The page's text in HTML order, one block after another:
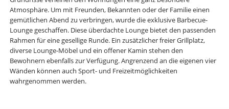
Atmosphäre. Um mit Freunden, Bekannten oder der Familie einen
gemütlichen Abend zu verbringen, wurde die exklusive Barbecue-
Lounge geschaffen. Diese überdachte Lounge bietet den passenden
Rahmen für eine gesellige Runde. Ein zusätzlicher freier Grillplatz,
diverse Lounge-Möbel und ein offener Kamin stehen den
Bewohnern ebenfalls zur Verfügung. Angrenzend an die eigenen vier
Wänden können auch Sport- und Freizeitmöglichkeiten
wahrgenommen werden.